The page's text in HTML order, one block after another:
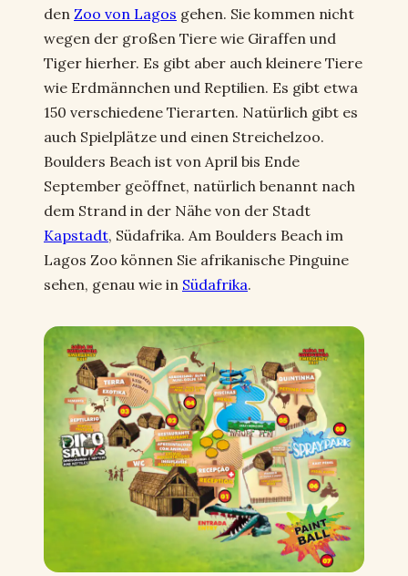
den Zoo von Lagos gehen. Sie kommen nicht
wegen der großen Tiere wie Giraffen und
Tiger hierher. Es gibt aber auch kleinere Tiere
wie Erdmännchen und Reptilien. Es gibt etwa
150 verschiedene Tierarten. Natürlich gibt es
auch Spielplätze und einen Streichelzoo.
Boulders Beach ist von April bis Ende
September geöffnet, natürlich benannt nach
dem Strand in der Nähe von der Stadt
Kapstadt, Südafrika. Am Boulders Beach im
Lagos Zoo können Sie afrikanische Pinguine
sehen, genau wie in Südafrika.